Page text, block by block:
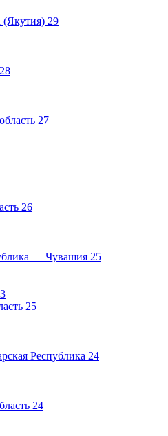
(Якутия) 29
28
27
26
— Чувашия 25
3
25
Республика 24
24